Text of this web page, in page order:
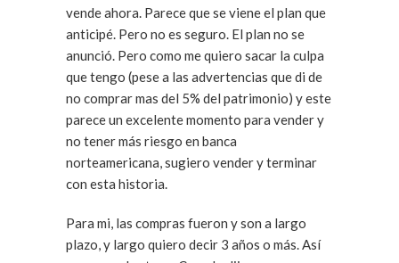
vende ahora. Parece que se viene el plan que
anticipé. Pero no es seguro. El plan no se
anunció. Pero como me quiero sacar la culpa
que tengo (pese a las advertencias que di de
no comprar mas del 5% del patrimonio) y este
parece un excelente momento para vender y
no tener más riesgo en banca
norteamericana, sugiero vender y terminar
con esta historia.
Para mi, las compras fueron y son a largo
plazo, y largo quiero decir 3 años o más. Así